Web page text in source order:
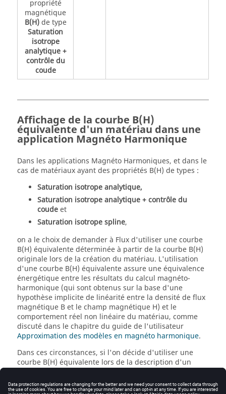
propriété
magnétique
B(H)de type
Saturation
isotrope
analytique +
contrôle du
coude
Affichage de la courbe B(H)
équivalente d'un matériau dans une
application Magnéto Harmonique
Dans les applications Magnéto Harmoniques, et dans le
cas de matériaux ayant des propriétés B(H) de types :
Saturation isotrope analytique,
Saturation isotrope analytique + contrôle du
coudeet
Saturation isotrope spline,
on a le choix de demander à Flux d'utiliser une courbe
B(H) équivalente déterminée à partir de la courbe B(H)
originale lors de la création du matériau. L'utilisation
d'une courbe B(H) équivalente assure une équivalence
énergétique entre les résultats du calcul magnéto-
harmonique (qui sont obtenus sur la base d'une
hypothèse implicite de linéarité entre la densité de flux
magnétique B et le champ magnétique H) et le
comportement réel non linéaire du matériau, comme
discuté dans le chapitre du guide de l'utilisateur
Approximation des modèles en magnéto harmonique.
Dans ces circonstances, si l'on décide d'utiliser une
courbe B(H) équivalente lors de la description d'un
queCourbe non modifiéedans le menu déroulantType
de courbe B(H) équivalente), la visualisation de la